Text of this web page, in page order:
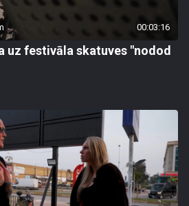
00:03:16
uz festivāla skatuves "nodod